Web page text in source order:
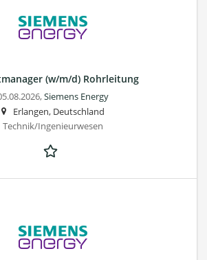
(w/m/d) Rohrleitung
Siemens Energy
Erlangen, Deutschland
Technik/Ingenieurwesen